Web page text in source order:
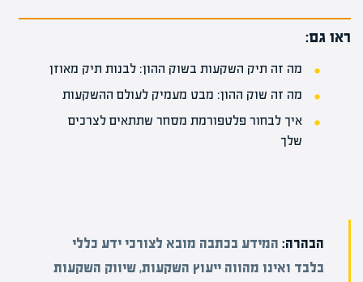
ראו גם:
מה זה תיק השקעות בשוק ההון: לבנות תיק מאוזן
מה זה שוק ההון: מבט מעמיק לעולם ההשקעות
איך לבחור פלטפורמת מסחר שתתאים לצרכים
שלך
הבהרה: המידע בכתבה מובא לצורכי ידע כללי
בלבד ואינו מהווה ייעוץ השקעות, שיווק השקעות